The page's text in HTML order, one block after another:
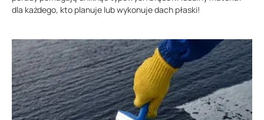
dla każdego, kto planuje lub wykonuje dach płaski!